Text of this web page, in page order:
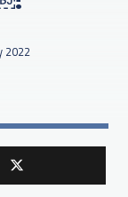
2022